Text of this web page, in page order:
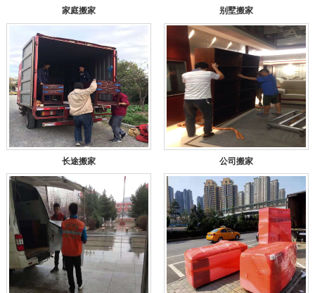
家庭搬家 别墅搬家
长途搬家 公司搬家